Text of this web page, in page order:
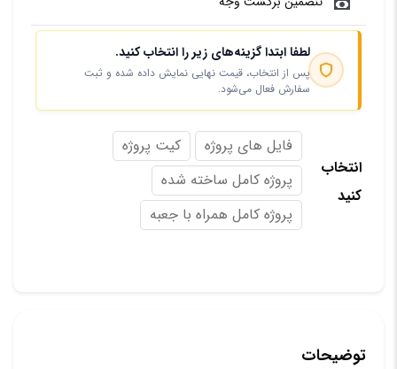
لطفا ابتدا گزینه‌های زیر را انتخاب کنید.
پس از انتخاب، قیمت نهایی نمایش داده شده و ثبت
سفارش فعال می‌شود.
انتخاب
کنید
فایل های پروژه
کیت پروژه
پروژه کامل ساخته شده
پروژه کامل همراه با جعبه
توضیحات